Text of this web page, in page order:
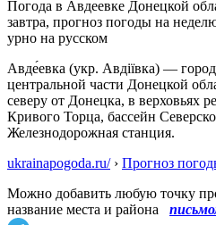
Погода в Авдеевке Донецкой
завтра, прогноз погоды на
урно на русском
Авде́евка (укр. Авдіївка) —
центральной части Донецкой
северу от Донецка, в верховьях
Кривого Торца, бассейн
Железнодорожная станция.
ukrainapogoda.ru/› Прогноз
Можно добавить любую точку
название места и района